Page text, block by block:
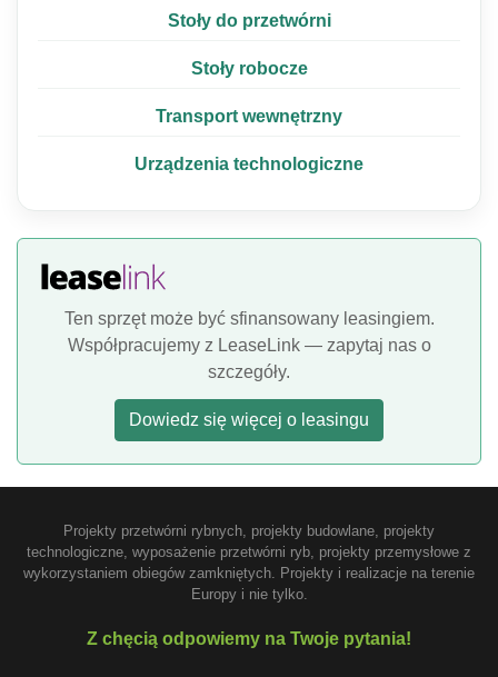
Stoły do przetwórni
Stoły robocze
Transport wewnętrzny
Urządzenia technologiczne
Ten sprzęt może być sfinansowany leasingiem.
Współpracujemy z LeaseLink — zapytaj nas o
szczegóły.
Dowiedz się więcej o leasingu
Projekty przetwórni rybnych, projekty budowlane, projekty
technologiczne, wyposażenie przetwórni ryb, projekty przemysłowe z
wykorzystaniem obiegów zamkniętych. Projekty i realizacje na terenie
Europy i nie tylko.
Z chęcią odpowiemy na Twoje pytania!